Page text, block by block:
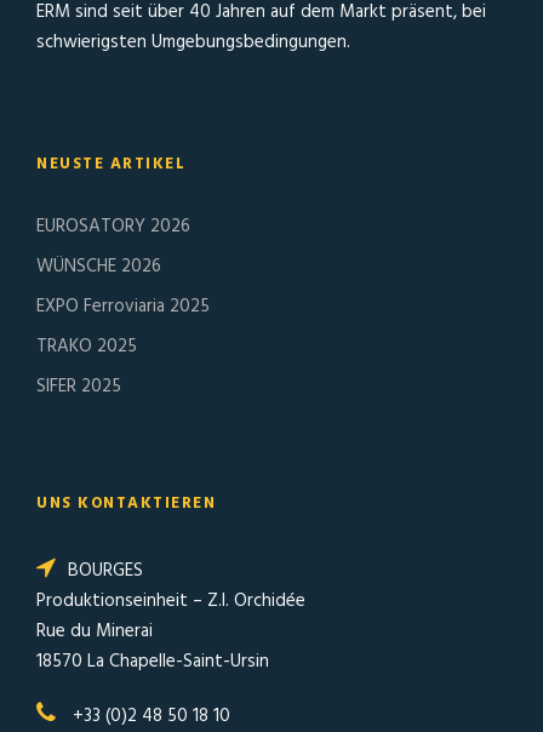
ERM sind seit über 40 Jahren auf dem Markt präsent, bei
schwierigsten Umgebungsbedingungen.
NEUSTE ARTIKEL
EUROSATORY 2026
WÜNSCHE 2026
EXPO Ferroviaria 2025
TRAKO 2025
SIFER 2025
UNS KONTAKTIEREN
BOURGES
Produktionseinheit – Z.I. Orchidée
Rue du Minerai
18570 La Chapelle-Saint-Ursin
+33 (0)2 48 50 18 10